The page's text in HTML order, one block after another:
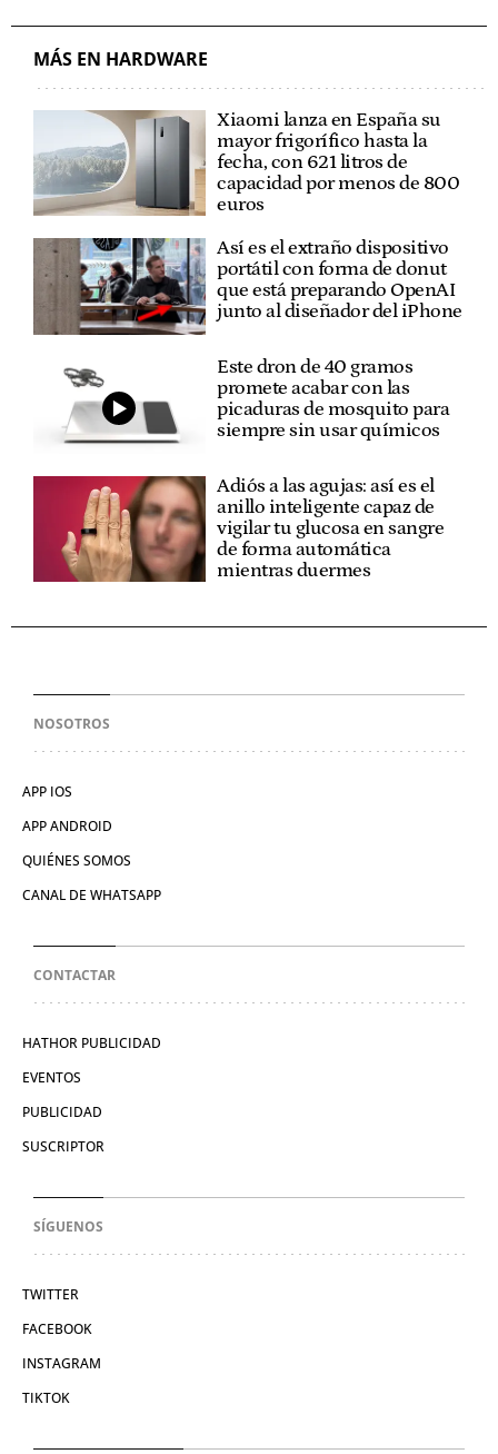
MÁS EN HARDWARE
Xiaomi lanza en España su
mayor frigorífico hasta la
fecha, con 621 litros de
capacidad por menos de 800
euros
Así es el extraño dispositivo
portátil con forma de donut
que está preparando OpenAI
junto al diseñador del iPhone
Este dron de 40 gramos
promete acabar con las
picaduras de mosquito para
siempre sin usar químicos
Adiós a las agujas: así es el
anillo inteligente capaz de
vigilar tu glucosa en sangre
de forma automática
mientras duermes
NOSOTROS
APP IOS
APP ANDROID
QUIÉNES SOMOS
CANAL DE WHATSAPP
CONTACTAR
HATHOR PUBLICIDAD
EVENTOS
PUBLICIDAD
SUSCRIPTOR
SÍGUENOS
TWITTER
FACEBOOK
INSTAGRAM
TIKTOK